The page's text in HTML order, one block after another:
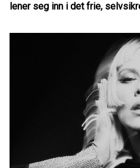
lener seg inn i det frie,